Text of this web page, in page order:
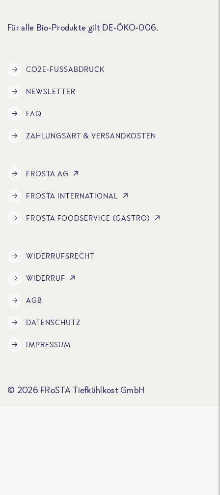
Für alle Bio-Produkte gilt DE-ÖKO-006.
CO2E-FUSSABDRUCK
NEWSLETTER
FAQ
ZAHLUNGSART & VERSANDKOSTEN
FROSTA AG
FROSTA INTERNATIONAL
FROSTA FOODSERVICE (GASTRO)
WIDERRUFSRECHT
WIDERRUF
AGB
DATENSCHUTZ
IMPRESSUM
© 2026 FRoSTA Tiefkühlkost GmbH